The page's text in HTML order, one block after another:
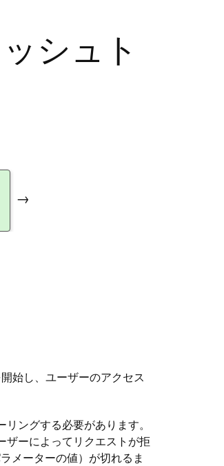
シュト
→
始し、ユーザーのアクセス
ングする必要があります。
ザーによってリクエストが拒
メーターの値）が切れるま